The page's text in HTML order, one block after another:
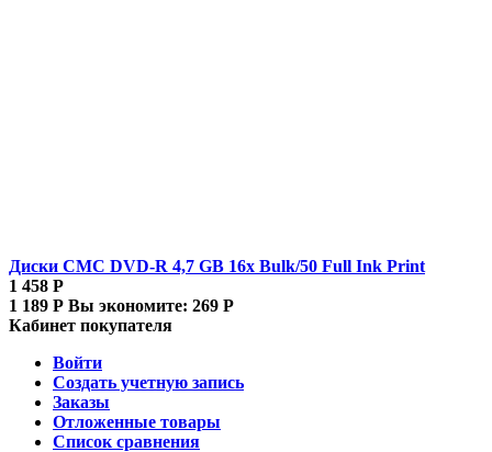
Диски CMC DVD-R 4,7 GB 16x Bulk/50 Full Ink Print
1 458 Р
1 189 Р Вы экономите: 269 Р
Кабинет покупателя
Войти
Создать учетную запись
Заказы
Отложенные товары
Список сравнения